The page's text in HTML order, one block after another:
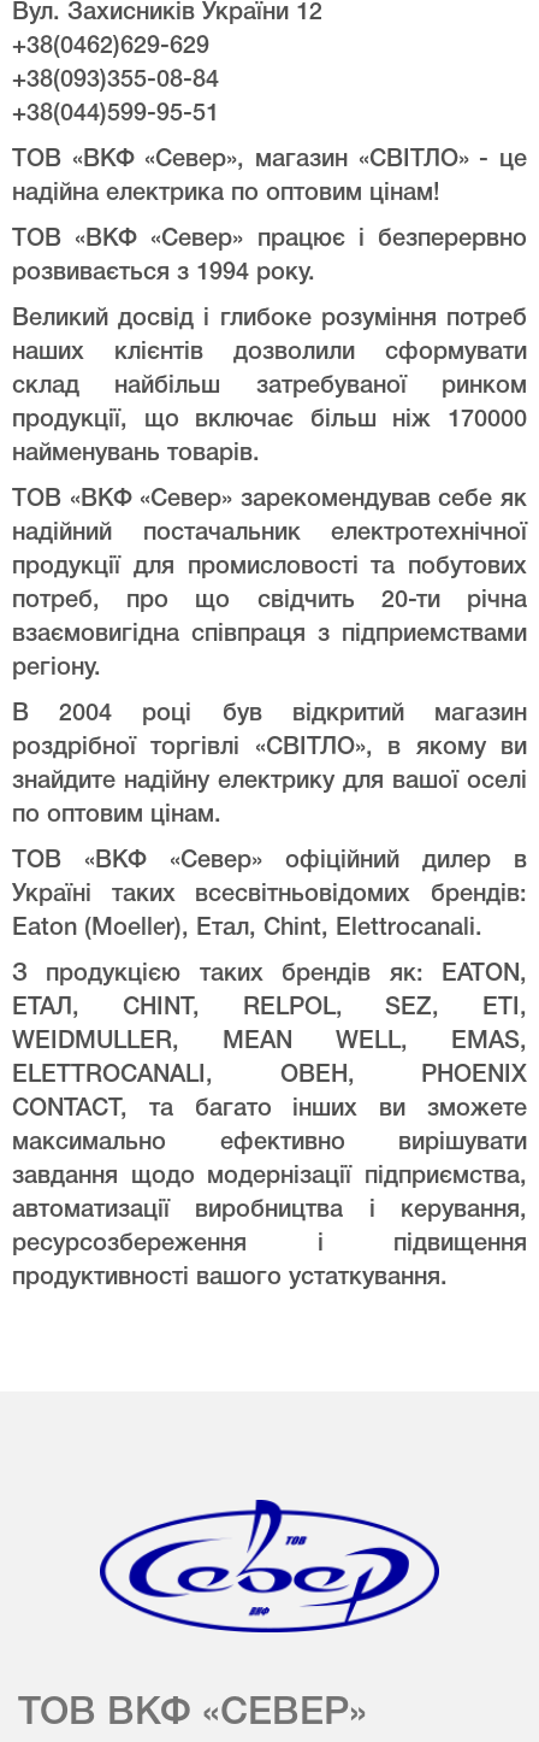
Вул. Захисників України 12
+38(0462)629-629
+38(093)355-08-84
+38(044)599-95-51
ТОВ «ВКФ «Север», магазин «СВІТЛО» - це
надійна електрика по оптовим цінам!
ТОВ «ВКФ «Север» працює і безперервно
розвивається з 1994 року.
Великий досвід і глибоке розуміння потреб
наших клієнтів дозволили сформувати
склад найбільш затребуваної ринком
продукції, що включає більш ніж 170000
найменувань товарів.
ТОВ «ВКФ «Север» зарекомендував себе як
надійний постачальник електротехнічної
продукції для промисловості та побутових
потреб, про що свідчить 20-ти річна
взаємовигідна співпраця з підприемствами
регіону.
В 2004 році був відкритий магазин
роздрібної торгівлі «СВІТЛО», в якому ви
знайдите надійну електрику для вашої оселі
по оптовим цінам.
ТОВ «ВКФ «Север» офіційний дилер в
Україні таких всесвітньовідомих брендів:
Eaton (Moeller), Етал, Chint, Elettrocanali.
З продукцією таких брендів як: EATON,
ЕТАЛ, CHINT, RELPOL, SEZ, ETI,
WEIDMULLER, MEAN WELL, EMAS,
ELETTROCANALI, ОВЕН, PHOENIX
CONTACT, та багато інших ви зможете
максимально ефективно вирішувати
завдання щодо модернізації підприємства,
автоматизації виробництва і керування,
ресурсозбереження і підвищення
продуктивності вашого устаткування.
ТОВ ВКФ «СЕВЕР»